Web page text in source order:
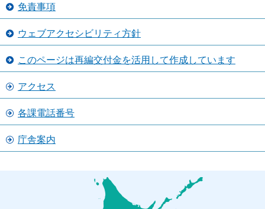
免責事項
ウェブアクセシビリティ方針
このページは再編交付金を活用して作成しています
アクセス
各課電話番号
庁舎案内